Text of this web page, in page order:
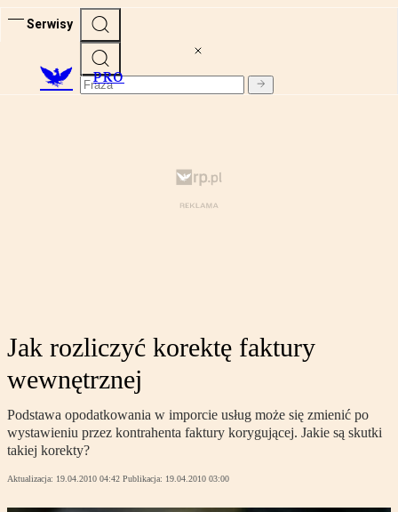
Serwisy
PRO
Jak rozliczyć korektę faktury
wewnętrznej
Podstawa opodatkowania w imporcie usług może się zmienić po
wystawieniu przez kontrahenta faktury korygującej. Jakie są skutki
takiej korekty?
Aktualizacja: 19.04.2010 04:42 Publikacja: 19.04.2010 03:00